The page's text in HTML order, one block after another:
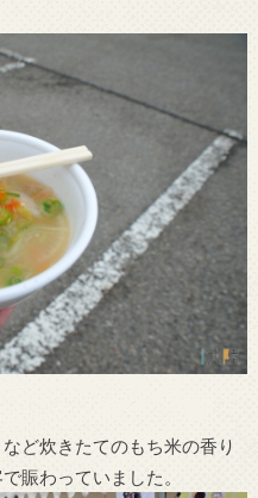
ど炊きたてのもち米の香り
賑わっていました。